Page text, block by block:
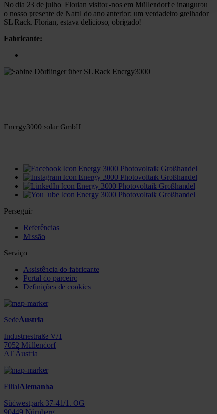
No dia 23 de julho, Florian visitou-nos em Müllendorf e inaugurou
o nosso presente de Natal do ano anterior: um verdadeiro grelhador
SL Rack. Florian, estava delicioso, obrigado!
Fabricante:
Energy3000 solar GmbH
Perseguir
Referências
Missão
Serviço
Assistência do fabricante
Portal do parceiro
Definições de cookies
SedeÁustria
Industriestraße V/1
7052 Müllendorf
AT Áustria
FilialAlemanha
Südwestpark 37-41/1. OG
90449 Nürnberg